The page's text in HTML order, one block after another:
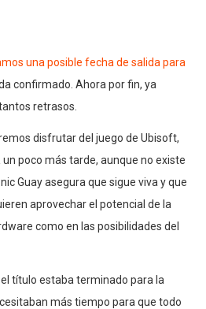
una posible fecha de salida para
confirmado. Ahora por fin, ya
retrasos.
disfrutar del juego de Ubisoft,
un poco más tarde, aunque no existe
Guay asegura que sigue viva y que
aprovechar el potencial de la
como en las posibilidades del
título estaba terminado para la
más tiempo para que todo